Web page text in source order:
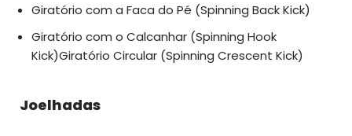
Giratório com a Faca do Pé (Spinning Back Kick)
Giratório com o Calcanhar (Spinning Hook
Kick)Giratório Circular (Spinning Crescent Kick)
Joelhadas